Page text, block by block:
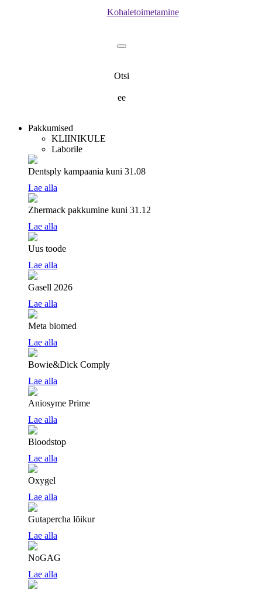
Kohaletoimetamine
Otsi
ee
Pakkumised
KLIINIKULE
Laborile
Dentsply kampaania kuni 31.08
Lae alla
Zhermack pakkumine kuni 31.12
Lae alla
Uus toode
Lae alla
Gasell 2026
Lae alla
Meta biomed
Lae alla
Bowie&Dick Comply
Lae alla
Aniosyme Prime
Lae alla
Bloodstop
Lae alla
Oxygel
Lae alla
Gutapercha lõikur
Lae alla
NoGAG
Lae alla